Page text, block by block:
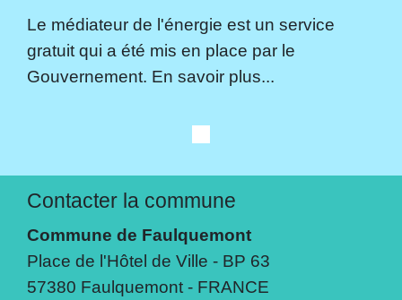
Le médiateur de l'énergie est un service
gratuit qui a été mis en place par le
Gouvernement. En savoir plus...
Contacter la commune
Commune de Faulquemont
Place de l'Hôtel de Ville - BP 63
57380 Faulquemont - FRANCE